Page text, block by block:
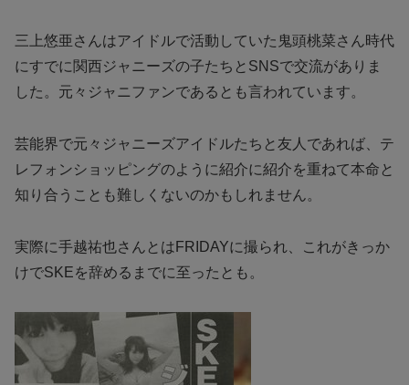
三上悠亜さんはアイドルで活動していた鬼頭桃菜さん時代
にすでに関西ジャニーズの子たちとSNSで交流がありま
した。元々ジャニファンであるとも言われています。
芸能界で元々ジャニーズアイドルたちと友人であれば、テ
レフォンショッピングのように紹介に紹介を重ねて本命と
知り合うことも難しくないのかもしれません。
実際に手越祐也さんとはFRIDAYに撮られ、これがきっか
けでSKEを辞めるまでに至ったとも。